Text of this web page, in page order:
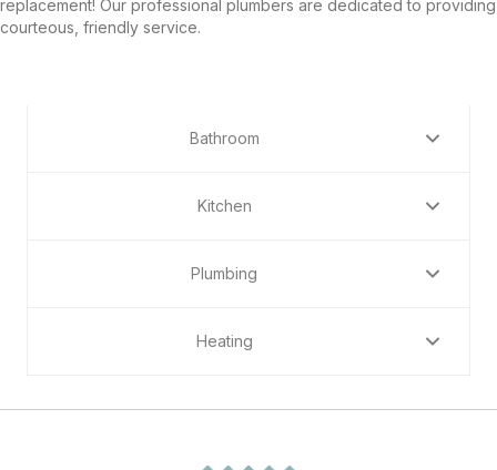
replacement! Our professional plumbers are dedicated to providing
courteous, friendly service.
Bathroom
Kitchen
Plumbing
Heating